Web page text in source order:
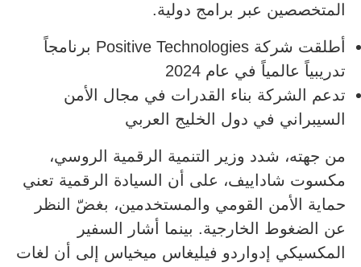
المتخصصين عبر برامج دولية.
أطلقت شركة Positive Technologies برنامجاً
تدريبياً عالمياً في عام 2024
تدعم الشركة بناء القدرات في مجال الأمن
السيبراني في دول الخليج العربي
من جهته، شدد وزير التنمية الرقمية الروسي،
مكسوت شاداييف، على أن السيادة الرقمية تعني
حماية الأمن القومي والمستخدمين، بغضّ النظر
عن الضغوط الخارجية. بينما أشار السفير
المكسيكي إدواردو فيليغاس ميخياس إلى أن لغات